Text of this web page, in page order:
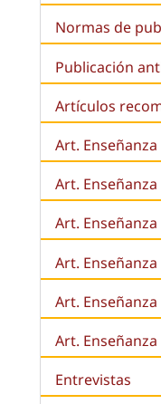
Normas de
Publicación
Artículos
Art.
Art. Enseñanza
Art.
Art. Enseñanza
Art.
Art.
Entrevistas